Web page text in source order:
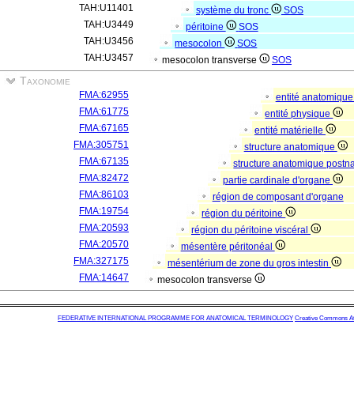
TAH:U11401
système du tronc
SOS
TAH:U3449
péritoine
SOS
TAH:U3456
mesocolon
SOS
TAH:U3457
mesocolon transverse SOS
Taxonomie
FMA:62955
entité
FMA:61775
entité physique
FMA:67165
entité matérielle
FMA:305751
structure anatomique
FMA:67135
structure anatomique
FMA:82472
partie cardinale d'organe
FMA:86103
région de composant d'organe
FMA:19754
région du péritoine
FMA:20593
région du péritoine viscéral
FMA:20570
mésentère péritonéal
FMA:327175
mésentérium de zone du gros intestin
FMA:14647
mesocolon transverse
FEDERATIVE INTERNATIONAL PROGRAMME FOR ANATOMICAL TERMINOLOGY Creative Commons